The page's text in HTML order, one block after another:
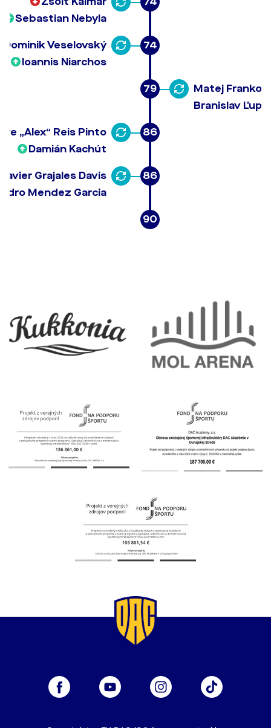
Sebastian Nebyla
74
Dominik Veselovský
Ioannis Niarchos
79
Matej Franko
Branislav
86
„Alex“ Reis Pinto
Damián Kachút
86
Grajales Davis
Mendez Garcia
90